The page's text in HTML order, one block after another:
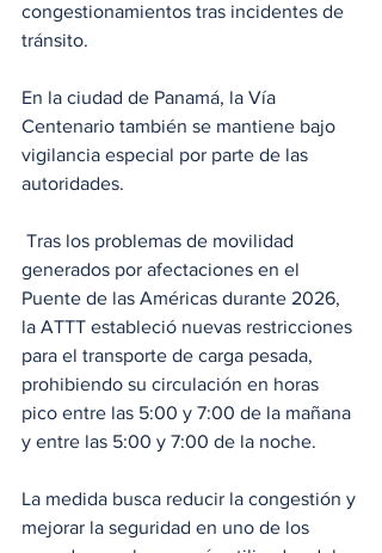
congestionamientos tras incidentes de
tránsito.
En la ciudad de Panamá, la Vía
Centenario también se mantiene bajo
vigilancia especial por parte de las
autoridades.
generados por afectaciones en el
Puente de las Américas durante 2026,
la ATTT estableció nuevas restricciones
para el transporte de carga pesada,
prohibiendo su circulación en horas
pico entre las 5:00 y 7:00 de la mañana
y entre las 5:00 y 7:00 de la noche.
La medida busca reducir la congestión y
mejorar la seguridad en uno de los